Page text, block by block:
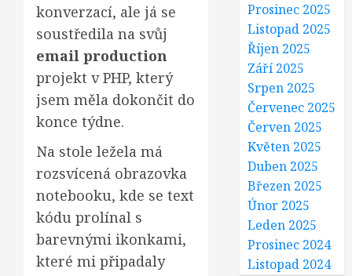
konverzací, ale já se
soustředila na svůj
email production
projekt v PHP, který
jsem měla dokončit do
konce týdne.
Na stole ležela má
rozsvícená obrazovka
notebooku, kde se text
kódu prolínal s
barevnými ikonkami,
které mi připadaly
Prosinec 2025
Listopad 2025
Říjen 2025
Září 2025
Srpen 2025
Červenec 2025
Červen 2025
Květen 2025
Duben 2025
Březen 2025
Únor 2025
Leden 2025
Prosinec 2024
Listopad 2024